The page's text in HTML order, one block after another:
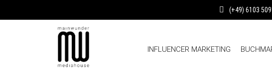
(+49) 6103
INFLUENCER MARKETING